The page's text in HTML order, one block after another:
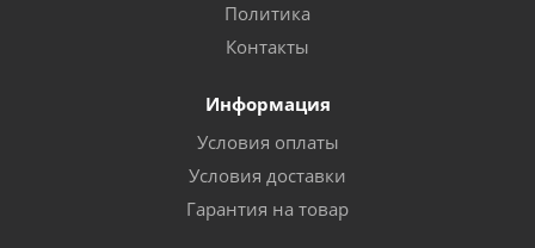
Политика
Контакты
Информация
Условия оплаты
Условия доставки
Гарантия на товар